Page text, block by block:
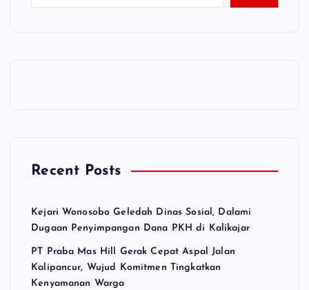
Recent Posts
Kejari Wonosobo Geledah Dinas Sosial, Dalami
Dugaan Penyimpangan Dana PKH di Kalikajar
PT Praba Mas Hill Gerak Cepat Aspal Jalan
Kalipancur, Wujud Komitmen Tingkatkan
Kenyamanan Warga